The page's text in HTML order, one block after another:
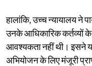
हालांकि, उच्च न्यायालय ने
उनके आधिकारिक कर्तव्यों
आवश्यकता नहीं थी। इसने
अभियोजन के लिए मंजूरी